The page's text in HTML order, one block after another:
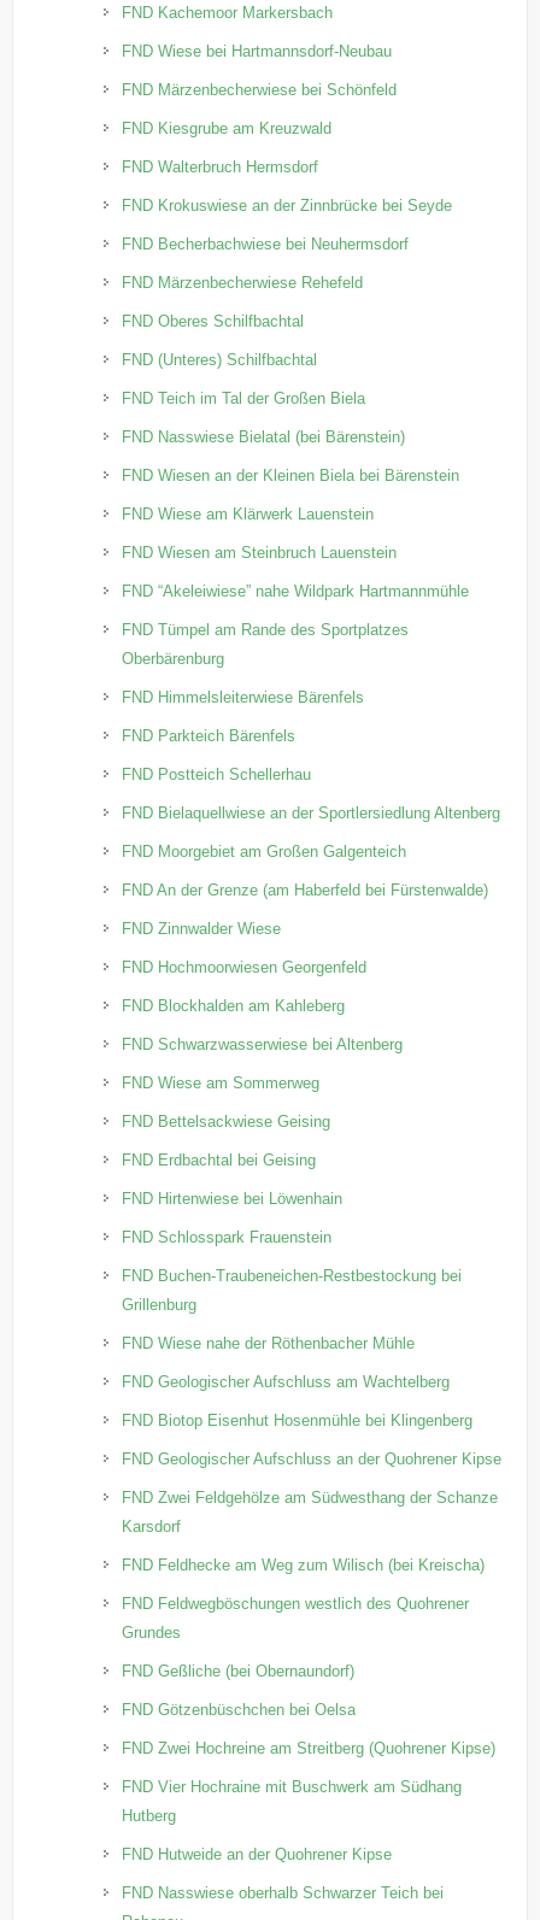
FND Kachemoor Markersbach
FND Wiese bei Hartmannsdorf-Neubau
FND Märzenbecherwiese bei Schönfeld
FND Kiesgrube am Kreuzwald
FND Walterbruch Hermsdorf
FND Krokuswiese an der Zinnbrücke bei Seyde
FND Becherbachwiese bei Neuhermsdorf
FND Märzenbecherwiese Rehefeld
FND Oberes Schilfbachtal
FND (Unteres) Schilfbachtal
FND Teich im Tal der Großen Biela
FND Nasswiese Bielatal (bei Bärenstein)
FND Wiesen an der Kleinen Biela bei Bärenstein
FND Wiese am Klärwerk Lauenstein
FND Wiesen am Steinbruch Lauenstein
FND “Akeleiwiese” nahe Wildpark Hartmannmühle
FND Tümpel am Rande des Sportplatzes
Oberbärenburg
FND Himmelsleiterwiese Bärenfels
FND Parkteich Bärenfels
FND Postteich Schellerhau
FND Bielaquellwiese an der Sportlersiedlung Altenberg
FND Moorgebiet am Großen Galgenteich
FND An der Grenze (am Haberfeld bei Fürstenwalde)
FND Zinnwalder Wiese
FND Hochmoorwiesen Georgenfeld
FND Blockhalden am Kahleberg
FND Schwarzwasserwiese bei Altenberg
FND Wiese am Sommerweg
FND Bettelsackwiese Geising
FND Erdbachtal bei Geising
FND Hirtenwiese bei Löwenhain
FND Schlosspark Frauenstein
FND Buchen-Traubeneichen-Restbestockung bei
Grillenburg
FND Wiese nahe der Röthenbacher Mühle
FND Geologischer Aufschluss am Wachtelberg
FND Biotop Eisenhut Hosenmühle bei Klingenberg
FND Geologischer Aufschluss an der Quohrener Kipse
FND Zwei Feldgehölze am Südwesthang der Schanze
Karsdorf
FND Feldhecke am Weg zum Wilisch (bei Kreischa)
FND Feldwegböschungen westlich des Quohrener
Grundes
FND Geßliche (bei Obernaundorf)
FND Götzenbüschchen bei Oelsa
FND Zwei Hochreine am Streitberg (Quohrener Kipse)
FND Vier Hochraine mit Buschwerk am Südhang
Hutberg
FND Hutweide an der Quohrener Kipse
FND Nasswiese oberhalb Schwarzer Teich bei